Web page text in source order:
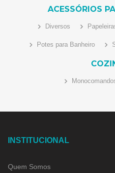
ACESSÓRIOS
Diversos
Potes para Banheiro
INSTITUCIONAL
Quem Somos